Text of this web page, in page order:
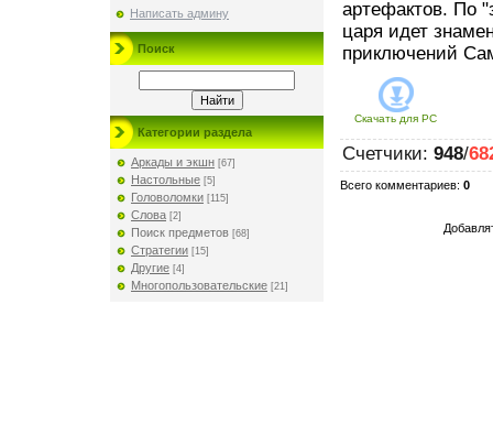
Написать админу
Поиск
Категории раздела
Аркады и экшн [67]
Настольные [5]
Головоломки [115]
Слова [2]
Поиск предметов [68]
Стратегии [15]
Другие [4]
Многопользовательские [21]
артефактов. По
царя идет
приключений
Скачать для PC
Счетчики: 948/
Всего комментариев: 0